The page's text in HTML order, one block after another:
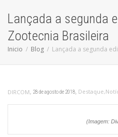
Lançada a segunda
Zootecnia Brasileira
Inicio Blog Lançada a segunda
DIRCOM, 28 de agosto de 2018, Destaque,
(Imagem: